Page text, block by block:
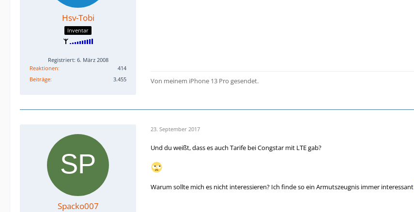
Hsv-Tobi
Inventar
Registriert: 6. März 2008
Reaktionen
414
Beiträge
3.455 Von meinem iPhone 13 Pro gesendet.
Spacko007
23. September 2017
Und du weißt, dass es auch Tarife bei Congstar mit LTE gab?
Warum sollte mich es nicht interessieren? Ich finde so ein Armutszeugnis immer interessant